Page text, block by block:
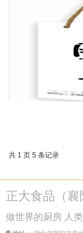
共 1 页 5 条记录
正大食品（襄
做世界的厨房 人